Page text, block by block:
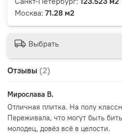
Отзывы (2)
Мирослава В.
Отличная плитка. На полу
Переживала, что могут быть
молодец, довёз всё в целости.
Москва: 71.28 м2
Выбрать